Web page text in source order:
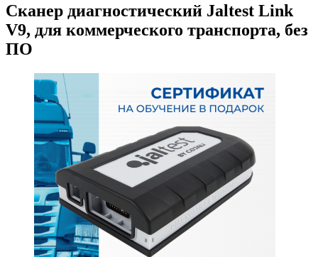
Сканер диагностический Jaltest Link
V9, для коммерческого транспорта, без
ПО